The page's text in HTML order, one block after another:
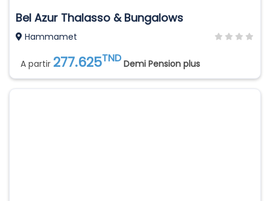
Bel Azur Thalasso & Bungalows
Hammamet
A partir 277.625TND Demi Pension plus